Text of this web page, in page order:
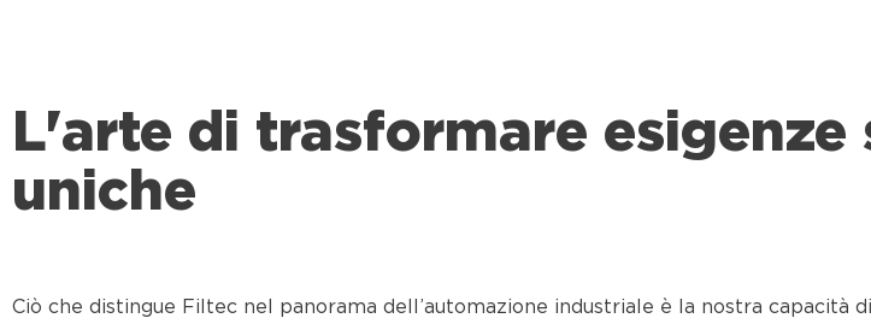
L'arte di trasformare
uniche
Ciò che distingue Filtec nel panorama dell’automazione industriale è la nostra